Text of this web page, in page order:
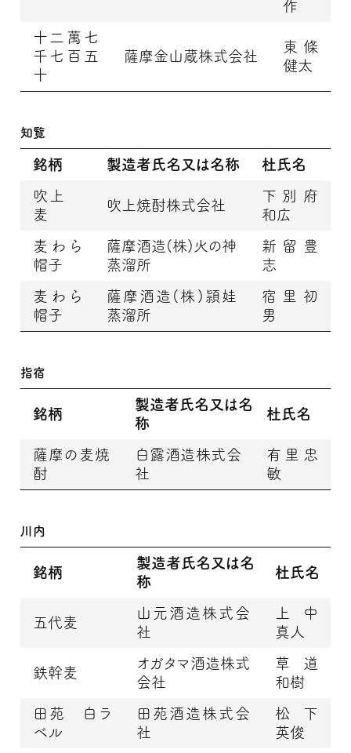
作
十二萬七
千七百五
十
薩摩金山蔵株式会社
東條
健太
知覧
銘柄 製造者氏名又は名称 杜氏名
吹上
麦
吹上焼酎株式会社
下別府
和広
麦わら
帽子
薩摩酒造(株)火の神
蒸溜所
新留豊
志
麦わら
帽子
薩摩酒造(株)頴娃
蒸溜所
宿里初
男
指宿
銘柄
製造者氏名又は名
称
杜氏名
薩摩の麦焼
酎
白露酒造株式会
社
有里忠
敏
川内
銘柄
製造者氏名又は名
称
杜氏名
五代麦
山元酒造株式会
社
上中
真人
鉄幹麦
オガタマ酒造株式
会社
草道
和樹
田苑 白ラ
ベル
田苑酒造株式会
社
松下
英俊